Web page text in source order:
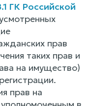
ГК Российской
прав
таких прав и
на имущество)
прав на